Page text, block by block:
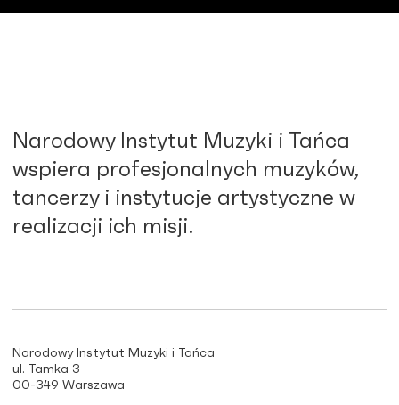
Narodowy Instytut Muzyki i Tańca
wspiera profesjonalnych muzyków,
tancerzy i instytucje artystyczne w
realizacji ich misji.
Narodowy Instytut Muzyki i Tańca
ul. Tamka 3
00-349 Warszawa